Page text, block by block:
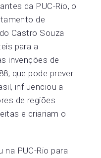
da PUC-Rio, o
de
Castro Souza
para a
invenções de
que pode prever
influenciou a
de regiões
e criariam o
na PUC-Rio para